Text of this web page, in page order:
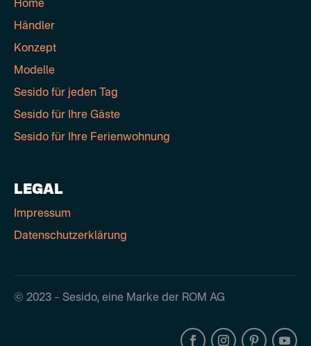
Home
Händler
Konzept
Modelle
Sesido für jeden Tag
Sesido für Ihre Gäste
Sesido für Ihre Ferienwohnung
LEGAL
Impressum
Datenschutzerklärung
© 2023 – Sesido, eine Marke der ROM AG